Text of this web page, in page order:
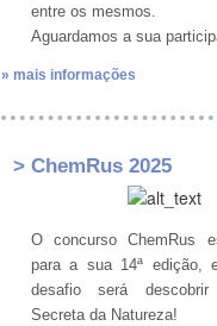
entre os mesmos.
Aguardamos a sua
» mais informações
> ChemRus 2025
O concurso ChemRus
para a sua 14ª edição,
desafio será
Secreta da Natureza!